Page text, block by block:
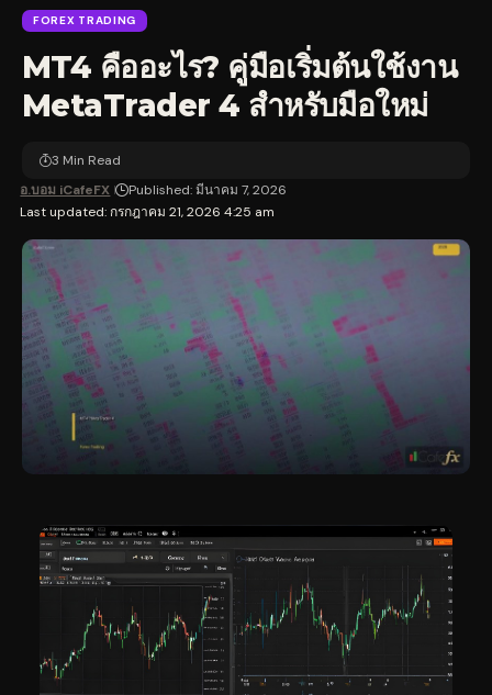
FOREX TRADING
MT4 คืออะไร? คู่มือเริ่มต้นใช้งาน
MetaTrader 4 สำหรับมือใหม่
Last updated: กรกฎาคม 21, 2026 4:25 am
อ.บอม iCafeFX Published: มีนาคม 7, 2026
3 Min Read